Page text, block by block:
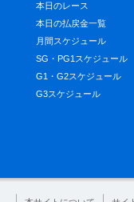
本日のレース
本日の払戻金一覧
月間スケジュール
SG・PG1スケジュール
G1・G2スケジュール
G3スケジュール